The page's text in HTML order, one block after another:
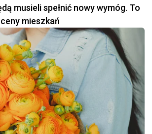
musieli spełnić nowy wymóg. To
mieszkań